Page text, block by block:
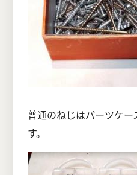
普通のねじはパーツケ
す。